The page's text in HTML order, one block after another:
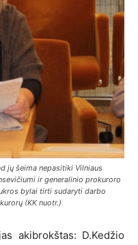
jų šeima nepasitiki Vilniaus
ir generalinio prokuroro
bylai tirti sudaryti darbo
(KK nuotr.)
akibrokštas: D.Kedžio